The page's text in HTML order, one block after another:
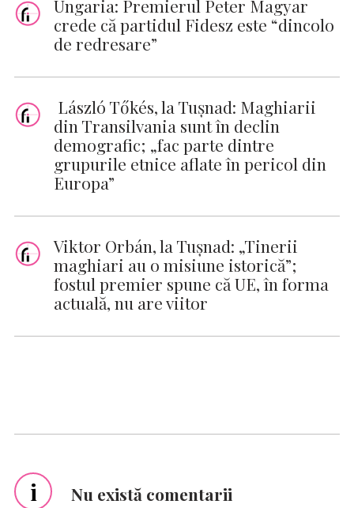
Ungaria: Premierul Peter Magyar
crede că partidul Fidesz este “dincolo
de redresare”
László Tőkés, la Tuşnad: Maghiarii
din Transilvania sunt în declin
demografic; „fac parte dintre
grupurile etnice aflate în pericol din
Europa”
Viktor Orbán, la Tuşnad: „Tinerii
maghiari au o misiune istorică”;
fostul premier spune că UE, în forma
actuală, nu are viitor
i Nu există comentarii